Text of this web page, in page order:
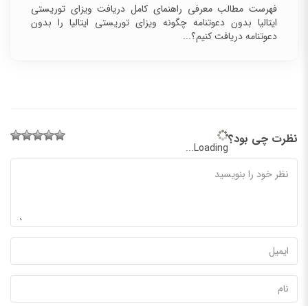
فهرست مطالب معرفی راهنمای کامل دریافت ویزای توریستی
ایتالیا بدون دعوتنامه چگونه ویزای توریستی ایتالیا را بدون
دعوتنامه دریافت کنیم؟...
نظرت چی بود؟
Loading...